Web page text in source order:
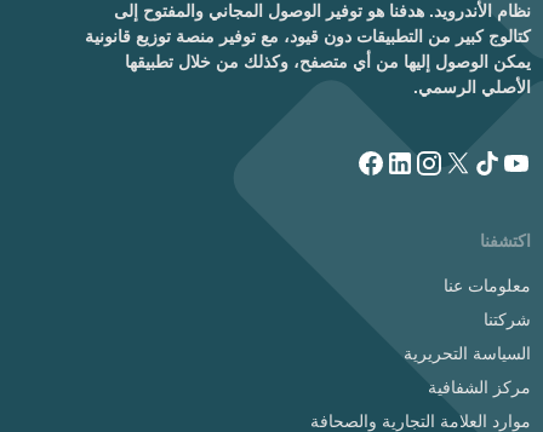
نظام الأندرويد. هدفنا هو توفير الوصول المجاني والمفتوح إلى
كتالوج كبير من التطبيقات دون قيود، مع توفير منصة توزيع قانونية
يمكن الوصول إليها من أي متصفح، وكذلك من خلال تطبيقها
الأصلي الرسمي.
اكتشفنا
معلومات عنا
شركتنا
السياسة التحريرية
مركز الشفافية
موارد العلامة التجارية والصحافة